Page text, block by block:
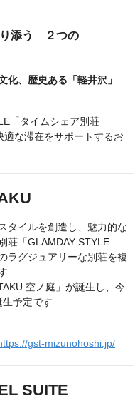
り添う ２つの
化、歴史ある「軽井沢」
「タイムシェア別荘
な滞在をサポートするお
タイルを創造し、魅力的な
荘「GLAMDAY STYLE
ラグジュアリーな別荘を複
空ノ庭」が誕生し、今
予定です
gst-mizunohoshi.jp/
SUITE